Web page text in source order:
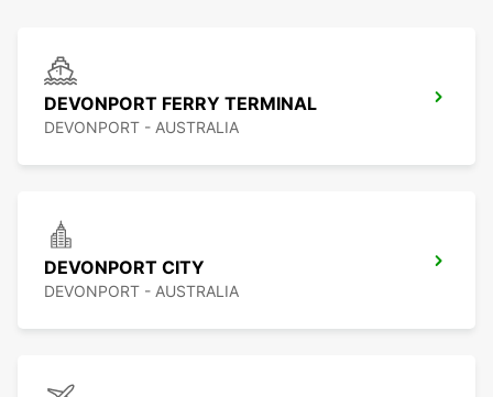
DEVONPORT FERRY TERMINAL
DEVONPORT - AUSTRALIA
DEVONPORT CITY
DEVONPORT - AUSTRALIA